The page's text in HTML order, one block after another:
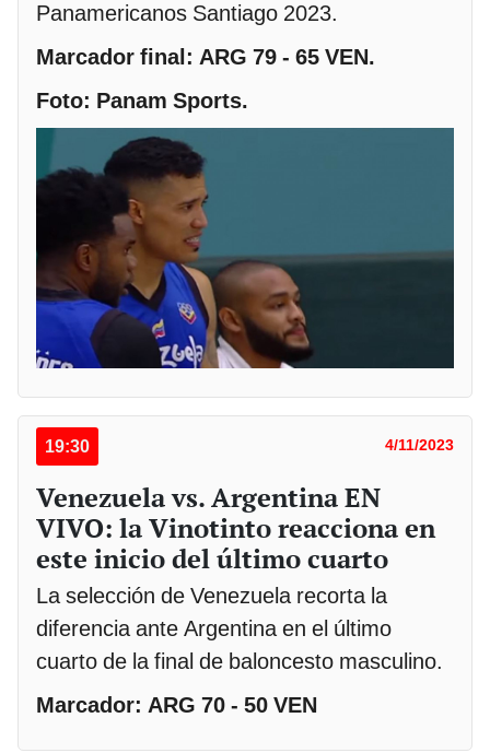
Panamericanos Santiago 2023.
Marcador final: ARG 79 - 65 VEN.
Foto: Panam Sports.
19:30 4/11/2023
Venezuela vs. Argentina EN
VIVO: la Vinotinto reacciona en
este inicio del último cuarto
La selección de Venezuela recorta la
diferencia ante Argentina en el último
cuarto de la final de baloncesto masculino.
Marcador: ARG 70 - 50 VEN